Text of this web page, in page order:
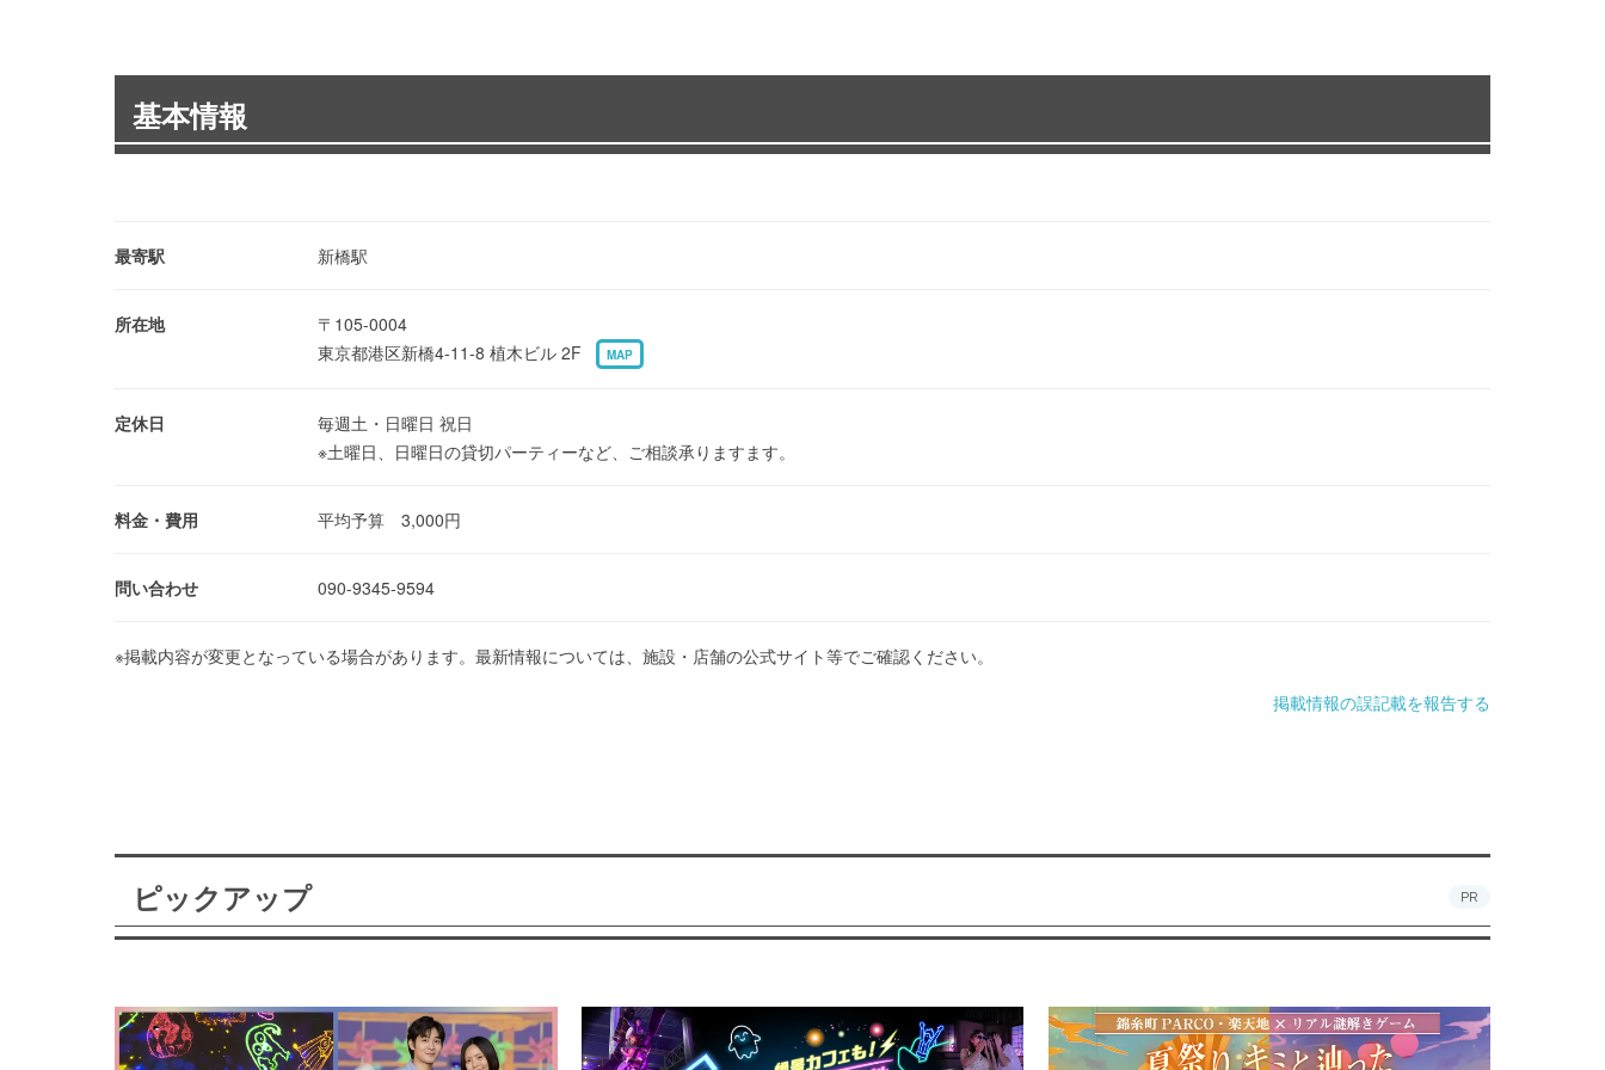
基本情報
最寄駅 新橋駅
所在地
〒105-0004
東京都港区新橋4-11-8 植木ビル 2F
MAP
定休日
毎週土・日曜日 祝日
※土曜日、日曜日の貸切パーティーなど、ご相談承りますます。
料金・費用 平均予算 3,000円
問い合わせ 090-9345-9594
※掲載内容が変更となっている場合があります。最新情報については、施設・店舗の公式サイト等でご確認ください。
掲載情報の誤記載を報告する
ピックアップ PR